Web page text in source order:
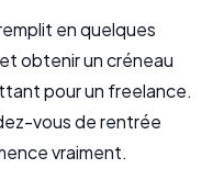
en quelques
obtenir un créneau
pour un freelance.
vous de rentrée
vraiment.